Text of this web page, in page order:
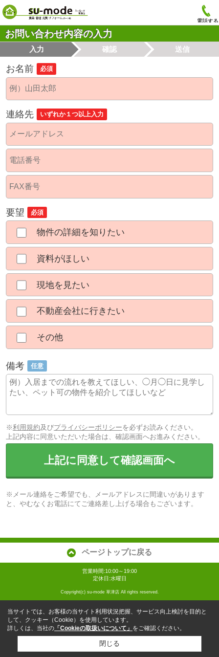
電話する
お問い合わせ内容の入力
入力 確認 送信
お名前 必須
連絡先 いずれか１つ以上入力
要望 必須
物件の詳細を知りたい
資料がほしい
現地を見たい
不動産会社に行きたい
その他
備考 任意
※利用規約及びプライバシーポリシーを必ずお読みください。
上記内容に同意いただいた場合は、確認画面へお進みください。
上記に同意して確認画面へ
※メール連絡をご希望でも、メールアドレスに間違いがあります
と、やむなくお電話にてご連絡差し上げる場合もございます。
ページトップに戻る
営業時間:10:00～19:00
定休日:水曜日
Copyright(c) su-mode 草津店 All rights reserved.
当サイトでは、お客様の当サイト利用状況把握、サービス向上検討を目的と
して、クッキー（Cookie）を使用しています。
詳しくは、当社の 「Cookieの取扱いについて」 をご確認ください。
閉じる